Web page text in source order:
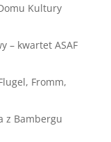
Kultury
– kwartet ASAF
Fromm,
z Bambergu